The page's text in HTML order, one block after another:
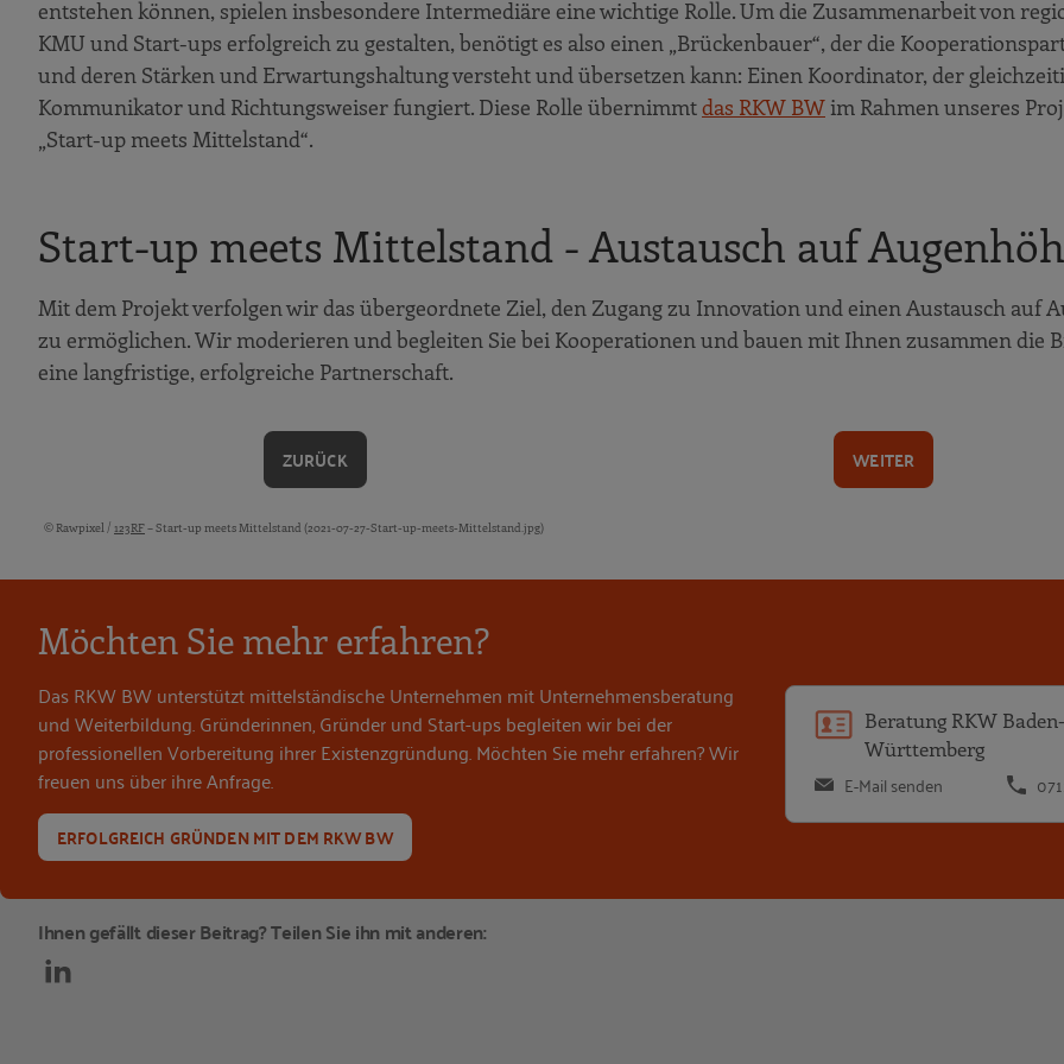
entstehen können, spielen insbesondere Intermediäre eine wichtige Rolle. Um die Zusammenarbeit von
KMU und Start-ups erfolgreich zu gestalten, benötigt es also einen „Brückenbauer“, der die
und deren Stärken und Erwartungshaltung versteht und übersetzen kann: Einen Koordinator, der
Kommunikator und Richtungsweiser fungiert. Diese Rolle übernimmtdas RKW BW im Rahmen unseres
„Start-up meets Mittelstand“.
Start-up meets Mittelstand - Austausch auf
Mit dem Projekt verfolgen wir das übergeordnete Ziel, den Zugang zu Innovation und einen Austausch auf
zu ermöglichen. Wir moderieren und begleiten Sie bei Kooperationen und bauen mit Ihnen zusammen die
eine langfristige, erfolgreiche Partnerschaft.
ZURÜCK WEITER
Bildquellen und Copyright-Hinweise
© Rawpixel / 123RF– Start-up meets Mittelstand (2021-07-27-Start-up-meets-Mittelstand.jpg)
Möchten Sie mehr erfahren?
Das RKW BW unterstützt mittelständische Unternehmen mit Unternehmensberatung
und Weiterbildung. Gründerinnen, Gründer und Start-ups begleiten wir bei der
professionellen Vorbereitung ihrer Existenzgründung. Möchten Sie mehr erfahren? Wir
freuen uns über ihre Anfrage.
ERFOLGREICH GRÜNDEN MIT DEM RKW BW
Beratung RKW Baden-
Württemberg
E-Mail senden
Ihnen gefällt dieser Beitrag? Teilen Sie ihn mit anderen: